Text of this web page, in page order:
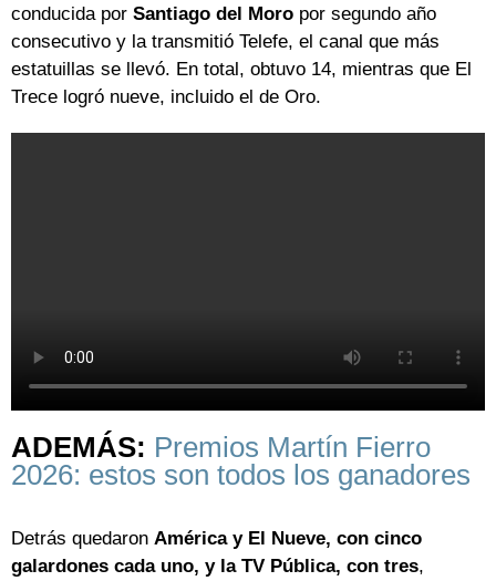
conducida por Santiago del Moro por segundo año
consecutivo y la transmitió Telefe, el canal que más
estatuillas se llevó. En total, obtuvo 14, mientras que El
Trece logró nueve, incluido el de Oro.
ADEMÁS: Premios Martín Fierro
2026: estos son todos los ganadores
Detrás quedaron América y El Nueve, con cinco
galardones cada uno, y la TV Pública, con tres,